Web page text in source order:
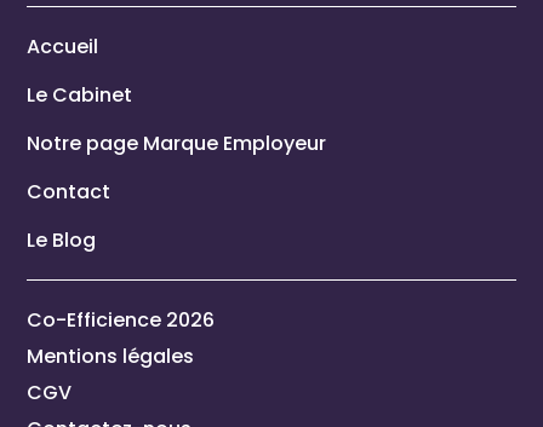
Accueil
Le Cabinet
Notre page Marque Employeur
Contact
Le Blog
Co-Efficience 2026
Mentions légales
CGV